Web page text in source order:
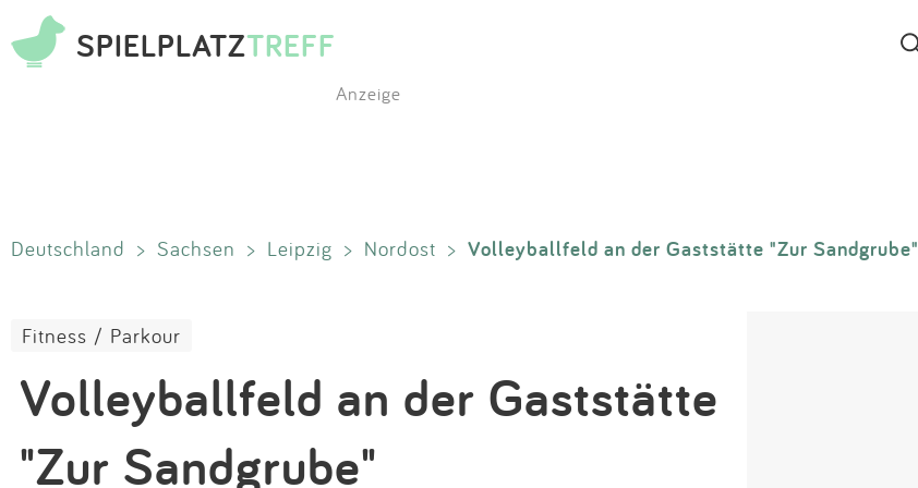
SPIELPLATZTREFF
App
Anzeige
Deutschland > Sachsen > Leipzig > Nordost > Volleyballfeld an der Gaststätte "Zur Sandgrube"
Fitness / Parkour
Volleyballfeld an der Gaststätte
"Zur Sandgrube"